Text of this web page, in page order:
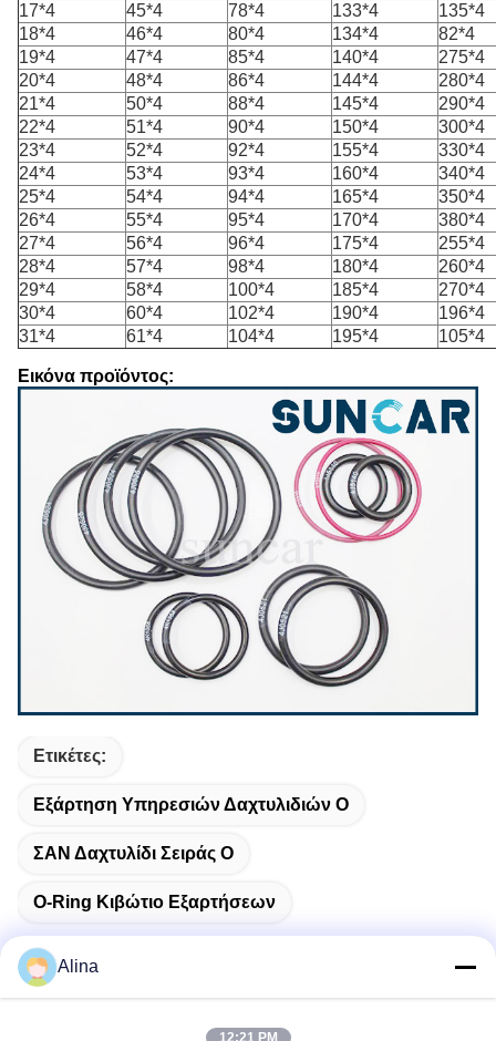
17*4
45*4 78*4 133*4
135*4
18*4
46*4 80*4 134*4
82*4
19*4
47*4 85*4 140*4
275*4
20*4
48*4 86*4 144*4
280*4
21*4
50*4 88*4 145*4
290*4
22*4
51*4 90*4 150*4
300*4
23*4
52*4 92*4 155*4
330*4
24*4
53*4 93*4 160*4
340*4
25*4
54*4 94*4 165*4
350*4
26*4
55*4 95*4 170*4
380*4
27*4
56*4 96*4 175*4
255*4
28*4
57*4 98*4 180*4
260*4
29*4
58*4 100*4 185*4
270*4
30*4
60*4 102*4 190*4
196*4
31*4
61*4 104*4 195*4 105*4
Εικόνα προϊόντος:
Ετικέτες:
Εξάρτηση Υπηρεσιών Δαχτυλιδιών Ο
ΣΑΝ Δαχτυλίδι Σειράς Ο
O-Ring Κιβώτιο Εξαρτήσεων
Alina
12:21 PM